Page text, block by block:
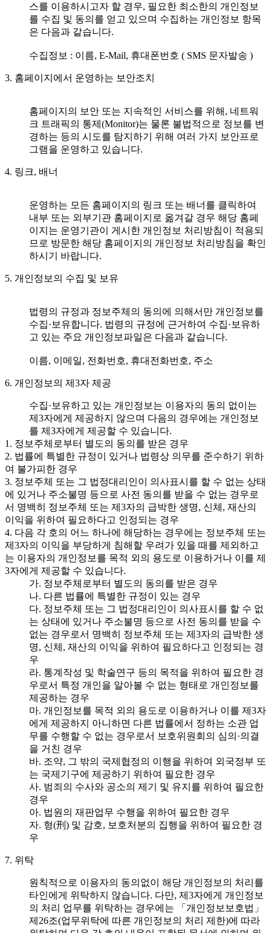
스를 이용하시고자 할 경우, 필요한 최소한의 개인정보
를 수집 및 동의를 얻고 있으며 수집하는 개인정보 항목
은 다음과 같습니다.
수집정보 : 이름, E-Mail, 휴대폰번호 ( SMS 문자발송 )
3. 홈페이지에서 운영하는 보안조치
홈페이지의 보안 또는 지속적인 서비스를 위해, 네트워
크 트래픽의 통제(Monitor)는 물론 불법적으로 정보를 변
경하는 등의 시도를 탐지하기 위해 여러 가지 보안프로
그램을 운영하고 있습니다.
4. 링크, 배너
운영하는 모든 홈페이지의 링크 또는 배너를 클릭하여
내부 또는 외부기관 홈페이지로 옮겨갈 경우 해당 홈페
이지는 운영기관이 게시한 개인정보 처리방침이 적용되
므로 방문한 해당 홈페이지의 개인정보 처리방침을 확인
하시기 바랍니다.
5. 개인정보의 수집 및 보유
법령의 규정과 정보주체의 동의에 의해서만 개인정보를
수집·보유합니다. 법령의 규정에 근거하여 수집·보유하
고 있는 주요 개인정보파일은 다음과 같습니다.
이름, 이메일, 전화번호, 휴대전화번호, 주소
6. 개인정보의 제3자 제공
수집·보유하고 있는 개인정보는 이용자의 동의 없이는
제3자에게 제공하지 않으며 다음의 경우에는 개인정보
를 제3자에게 제공할 수 있습니다.
1. 정보주체로부터 별도의 동의를 받은 경우
2. 법률에 특별한 규정이 있거나 법령상 의무를 준수하기 위하
여 불가피한 경우
3. 정보주체 또는 그 법정대리인이 의사표시를 할 수 없는 상태
에 있거나 주소불명 등으로 사전 동의를 받을 수 없는 경우로
서 명백히 정보주체 또는 제3자의 급박한 생명, 신체, 재산의
이익을 위하여 필요하다고 인정되는 경우
4. 다음 각 호의 어느 하나에 해당하는 경우에는 정보주체 또는
제3자의 이익을 부당하게 침해할 우려가 있을 때를 제외하고
는 이용자의 개인정보를 목적 외의 용도로 이용하거나 이를 제
3자에게 제공할 수 있습니다.
가. 정보주체로부터 별도의 동의를 받은 경우
나. 다른 법률에 특별한 규정이 있는 경우
다. 정보주체 또는 그 법정대리인이 의사표시를 할 수 없
는 상태에 있거나 주소불명 등으로 사전 동의를 받을 수
없는 경우로서 명백히 정보주체 또는 제3자의 급박한 생
명, 신체, 재산의 이익을 위하여 필요하다고 인정되는 경
우
라. 통계작성 및 학술연구 등의 목적을 위하여 필요한 경
우로서 특정 개인을 알아볼 수 없는 형태로 개인정보를
제공하는 경우
마. 개인정보를 목적 외의 용도로 이용하거나 이를 제3자
에게 제공하지 아니하면 다른 법률에서 정하는 소관 업
무를 수행할 수 없는 경우로서 보호위원회의 심의·의결
을 거친 경우
바. 조약, 그 밖의 국제협정의 이행을 위하여 외국정부 또
는 국제기구에 제공하기 위하여 필요한 경우
사. 범죄의 수사와 공소의 제기 및 유지를 위하여 필요한
경우
아. 법원의 재판업무 수행을 위하여 필요한 경우
자. 형(刑) 및 감호, 보호처분의 집행을 위하여 필요한 경
우
7. 위탁
원칙적으로 이용자의 동의없이 해당 개인정보의 처리를
타인에게 위탁하지 않습니다. 다만, 제3자에게 개인정보
의 처리 업무를 위탁하는 경우에는 「개인정보보호법」
제26조(업무위탁에 따른 개인정보의 처리 제한)에 따라